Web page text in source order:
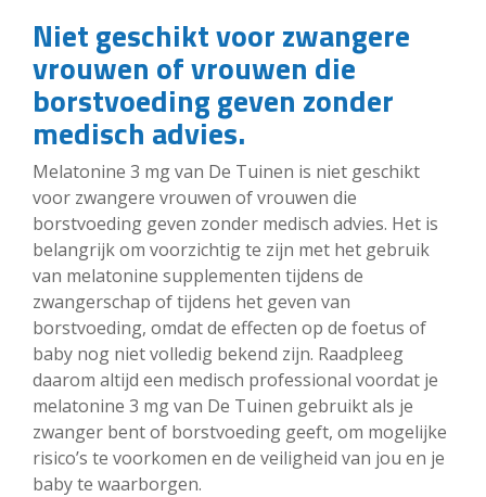
Niet geschikt voor zwangere
vrouwen of vrouwen die
borstvoeding geven zonder
medisch advies.
Melatonine 3 mg van De Tuinen is niet geschikt
voor zwangere vrouwen of vrouwen die
borstvoeding geven zonder medisch advies. Het is
belangrijk om voorzichtig te zijn met het gebruik
van melatonine supplementen tijdens de
zwangerschap of tijdens het geven van
borstvoeding, omdat de effecten op de foetus of
baby nog niet volledig bekend zijn. Raadpleeg
daarom altijd een medisch professional voordat je
melatonine 3 mg van De Tuinen gebruikt als je
zwanger bent of borstvoeding geeft, om mogelijke
risico’s te voorkomen en de veiligheid van jou en je
baby te waarborgen.